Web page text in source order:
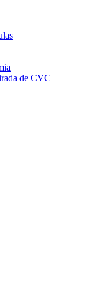
de CVC